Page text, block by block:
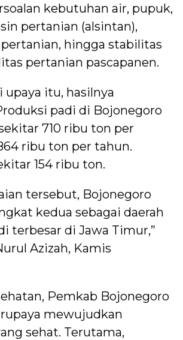
kebutuhan air, pupuk,
pertanian (alsintan),
hingga stabilitas
pertanian pascapanen.
upaya itu, hasilnya
padi di Bojonegoro
710 ribu ton per
ribu ton per tahun.
154 ribu ton.
tersebut, Bojonegoro
kedua sebagai daerah
terbesar di Jawa Timur,”
Azizah, Kamis
Pemkab Bojonegoro
mewujudkan
sehat. Terutama,